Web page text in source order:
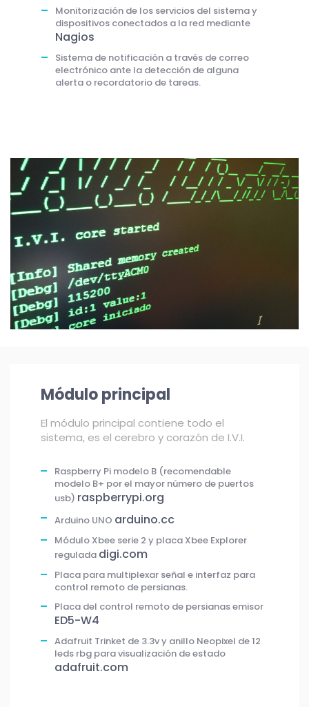
Monitorización de los servicios del sistema y
dispositivos conectados a la red mediante
Nagios
Sistema de notificación a través de correo
electrónico ante la detección de alguna
alerta o recordatorio de tareas.
Módulo principal
El módulo principal contiene todo el
sistema, es el cerebro y corazón de I.V.I.
Raspberry Pi modelo B (recomendable
modelo B+ por el mayor número de puertos
usb) raspberrypi.org
Arduino UNO arduino.cc
Módulo Xbee serie 2 y placa Xbee Explorer
regulada digi.com
Placa para multiplexar señal e interfaz para
control remoto de persianas.
Placa del control remoto de persianas emisor
ED5-W4
Adafruit Trinket de 3.3v y anillo Neopixel de 12
leds rbg para visualización de estado
adafruit.com